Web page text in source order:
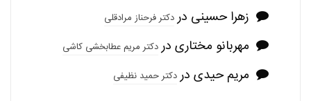
زهرا حسینی دردکتر فرحناز مرادقلی
مهربانو مختاری دردکتر مریم عطابخشی کاشی
مریم حیدی دردکتر حمید نظیفی